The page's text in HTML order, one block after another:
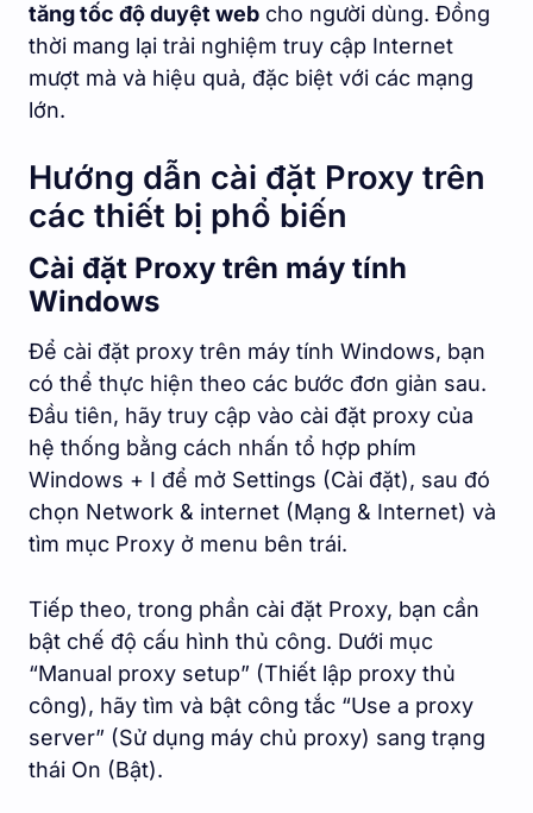
tăng tốc độ duyệt web cho người dùng. Đồng
thời mang lại trải nghiệm truy cập Internet
mượt mà và hiệu quả, đặc biệt với các mạng
lớn.
Hướng dẫn cài đặt Proxy trên
các thiết bị phổ biến
Cài đặt Proxy trên máy tính
Windows
Để cài đặt proxy trên máy tính Windows, bạn
có thể thực hiện theo các bước đơn giản sau.
Đầu tiên, hãy truy cập vào cài đặt proxy của
hệ thống bằng cách nhấn tổ hợp phím
Windows + I để mở Settings (Cài đặt), sau đó
chọn Network & internet (Mạng & Internet) và
tìm mục Proxy ở menu bên trái.
Tiếp theo, trong phần cài đặt Proxy, bạn cần
bật chế độ cấu hình thủ công. Dưới mục
“Manual proxy setup” (Thiết lập proxy thủ
công), hãy tìm và bật công tắc “Use a proxy
server” (Sử dụng máy chủ proxy) sang trạng
thái On (Bật).